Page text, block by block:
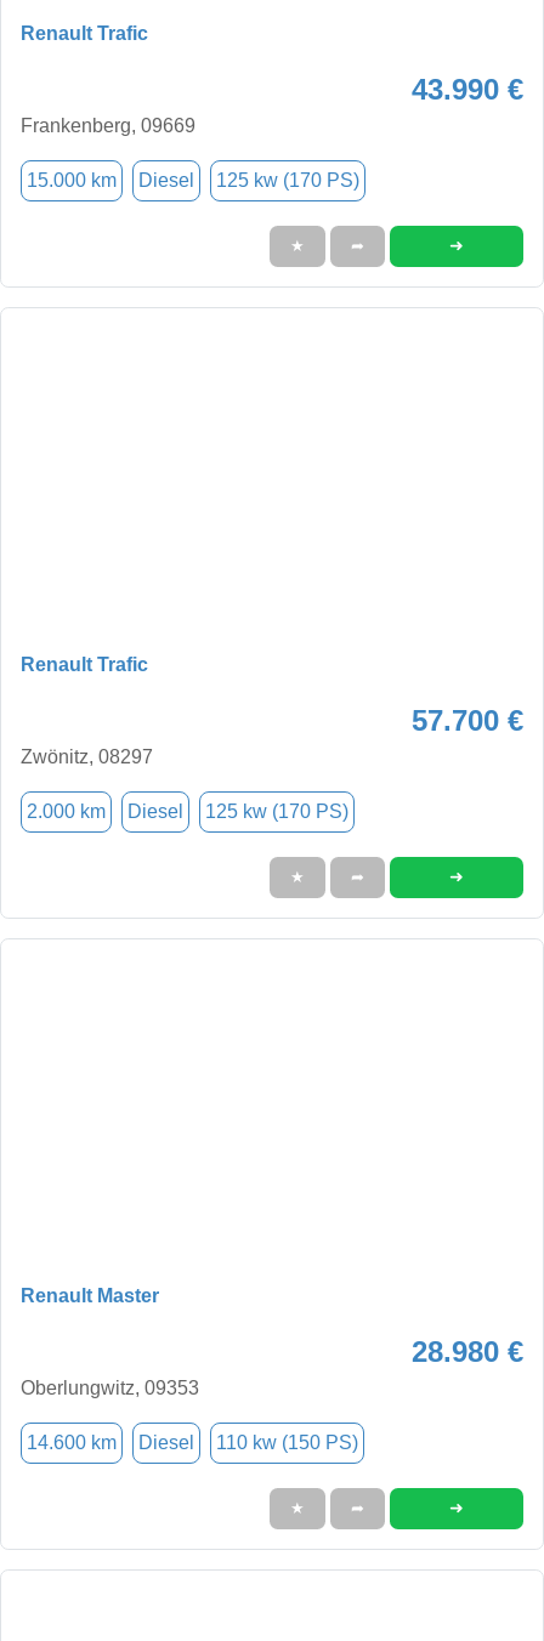
Renault Trafic
43.990 €
Frankenberg, 09669
15.000 km Diesel 125 kw (170 PS)
★ ➦ ➜
Renault Trafic
57.700 €
Zwönitz, 08297
2.000 km Diesel 125 kw (170 PS)
★ ➦ ➜
Renault Master
28.980 €
Oberlungwitz, 09353
14.600 km Diesel 110 kw (150 PS)
★ ➦ ➜